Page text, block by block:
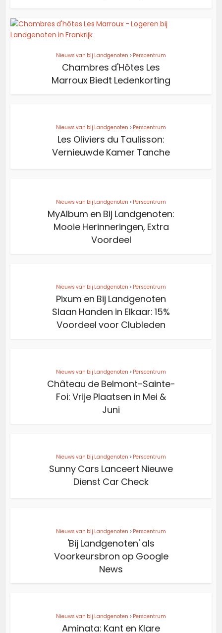
Nieuws van bij Landgenoten > Perscentrum
Chambres d'Hôtes Les
Marroux Biedt Ledenkorting
Nieuws van bij Landgenoten > Perscentrum
Les Oliviers du Taulisson:
Vernieuwde Kamer Tanche
Nieuws van bij Landgenoten > Perscentrum
MyAlbum en Bij Landgenoten:
Mooie Herinneringen, Extra
Voordeel
Nieuws van bij Landgenoten > Perscentrum
Pixum en Bij Landgenoten
Slaan Handen in Elkaar: 15%
Voordeel voor Clubleden
Nieuws van bij Landgenoten > Perscentrum
Château de Belmont-Sainte-
Foi: Vrije Plaatsen in Mei &
Juni
Nieuws van bij Landgenoten > Perscentrum
Sunny Cars Lanceert Nieuwe
Dienst Car Check
Nieuws van bij Landgenoten > Perscentrum
'Bij Landgenoten' als
Voorkeursbron op Google
News
Nieuws van bij Landgenoten > Perscentrum
Aminata: Kant en Klare